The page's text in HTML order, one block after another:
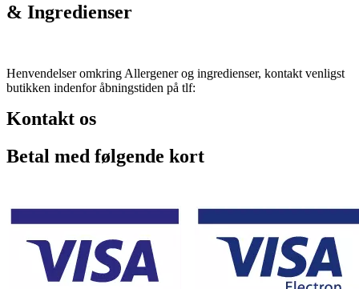
& Ingredienser
Henvendelser omkring Allergener og ingredienser, kontakt venligst
butikken indenfor åbningstiden på tlf:
Kontakt os
Betal med følgende kort